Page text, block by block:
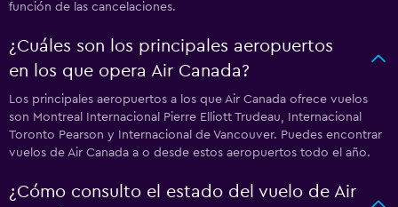
función de las cancelaciones.
¿Cuáles son los principales aeropuertos
en los que opera Air Canada?
Los principales aeropuertos a los que Air Canada ofrece vuelos
son Montreal Internacional Pierre Elliott Trudeau, Internacional
Toronto Pearson y Internacional de Vancouver. Puedes encontrar
vuelos de Air Canada a o desde estos aeropuertos todo el año.
¿Cómo consulto el estado del vuelo de Air